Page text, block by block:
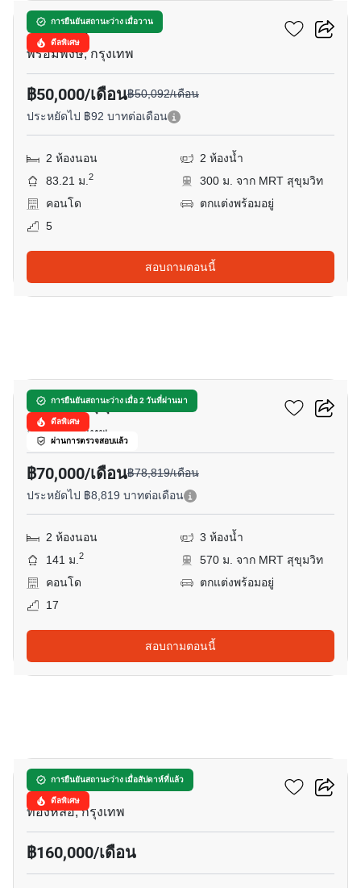
การยืนยันสถานะว่าง เมื่อวาน
ดีลพิเศษ
เรนด์ สุขุมวิท 23
พร้อมพงษ์, กรุงเทพ
฿50,000/เดือน฿50,092/เดือน
ประหยัดไป ฿92 บาทต่อเดือน
2 ห้องนอน
2 ห้องน้ำ
83.21 ม.2
300 ม. จาก MRT สุขุมวิท
คอนโด
ตกแต่งพร้อมอยู่
5
สอบถามตอนนี้
การยืนยันสถานะว่าง เมื่อ 2 วันที่ผ่านมา
ดีลพิเศษ
ผ่านการตรวจสอบแล้ว
เดอะ รูม สุขุมวิท 21
อโศก, กรุงเทพ
฿70,000/เดือน฿78,819/เดือน
ประหยัดไป ฿8,819 บาทต่อเดือน
2 ห้องนอน
3 ห้องน้ำ
141 ม.2
570 ม. จาก MRT สุขุมวิท
คอนโด
ตกแต่งพร้อมอยู่
17
สอบถามตอนนี้
การยืนยันสถานะว่าง เมื่อสัปดาห์ที่แล้ว
ดีลพิเศษ
นิวาติ ทองหล่อ 23
ทองหล่อ, กรุงเทพ
฿160,000/เดือน